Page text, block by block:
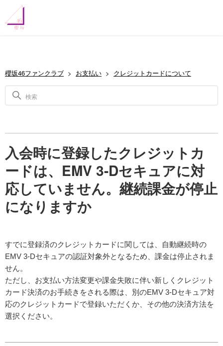
櫻坂46ファンクラブ お支払い クレジットカードについて
入会時に登録したクレジットカ
ードは、EMV 3-Dセキュアに対
応していません。継続課金が停止
になりますか
すでに登録済のクレジットカードに関しては、自動継続時の
EMV 3-Dセキュアの認証対象外となるため、課金は停止されま
せん。
ただし、お支払い方法変更や課金失敗に伴い新しくクレジット
カード決済のお手続きをされる際は、別のEMV 3-Dセキュア対
応のクレジットカードで登録いただくか、その他の決済方法を
選択ください。